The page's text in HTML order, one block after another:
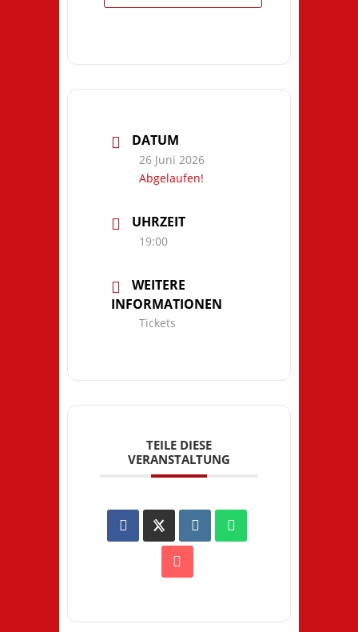
DATUM
26 Juni 2026
Abgelaufen!
UHRZEIT
19:00
WEITERE
INFORMATIONEN
Tickets
TEILE DIESE
VERANSTALTUNG